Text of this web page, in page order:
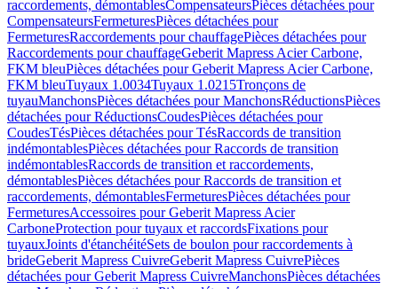
raccordements, démontablesCompensateursPièces détachées pour
CompensateursFermeturesPièces détachées pour
FermeturesRaccordements pour chauffagePièces détachées pour
Raccordements pour chauffageGeberit Mapress Acier Carbone,
FKM bleuPièces détachées pour Geberit Mapress Acier Carbone,
FKM bleuTuyaux 1.0034Tuyaux 1.0215Tronçons de
tuyauManchonsPièces détachées pour ManchonsRéductionsPièces
détachées pour RéductionsCoudesPièces détachées pour
CoudesTésPièces détachées pour TésRaccords de transition
indémontablesPièces détachées pour Raccords de transition
indémontablesRaccords de transition et raccordements,
démontablesPièces détachées pour Raccords de transition et
raccordements, démontablesFermeturesPièces détachées pour
FermeturesAccessoires pour Geberit Mapress Acier
CarboneProtection pour tuyaux et raccordsFixations pour
tuyauxJoints d'étanchéitéSets de boulon pour raccordements à
brideGeberit Mapress CuivreGeberit Mapress CuivrePièces
détachées pour Geberit Mapress CuivreManchonsPièces détachées